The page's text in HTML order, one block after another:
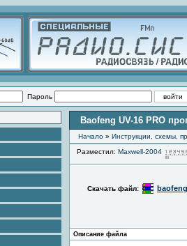
Пароль
Baofeng UV-16 PRO
Начало » Инструкции, схемы,
Разместил: Maxwell-2004
Скачать файл:
Описание файла